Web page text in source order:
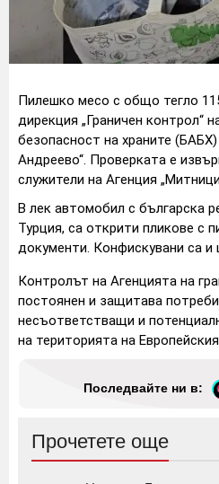
Пилешко месо с общо тегло
дирекция „Граничен контрол“
безопасност на храните
Андреево“. Проверката е
служители на Агенция
В лек автомобил с българска
Турция, са открити пликове с
документи. Конфискувани са
Контролът на Агенцията на
постоянен и защитава
несъответстващи и
на територията на
Последвайте ни в:
Прочетете още